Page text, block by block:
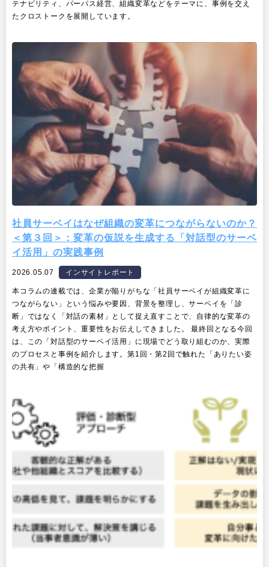
テナビリティ、パーパス経営、組織変革などをテーマに、事例を交え
たクロストークを展開しています。
社員サーベイはなぜ組織の変革につながらないのか？
＜第３回＞：変革の仮説を生成する「対話型のサーベ
イ活用」の実践事例
2026.05.07 インサイトレポート
本コラムの連載では、企業が陥りがちな「社員サーベイが組織変革に
つながらない」という悩みや要因、背景を整理し、サーベイを「診
断」ではなく「対話の素材」として捉え直すことで、自律的な変革の
考え方やポイント、重要性をお伝えしてきました。 最終回となる今回
は、この「対話型のサーベイ活用」に現場でどう取り組むのか、実際
のプロセスと事例を紹介します。第1回・第2回で触れた「ありたい姿
の共有」や「構造的な把握